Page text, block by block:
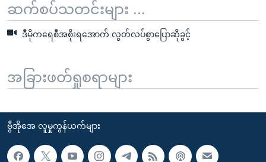
ဆက်စပ်သတင်းများ ...
ဒီမိုကရေစီအစိုးရအောက် လွတ်လပ်စွာပြောဆိုခွင့်
အခြားဖတ်ရှုစရာများ
ဗွီအိုအေ လူမှုကွန်ယက်များ